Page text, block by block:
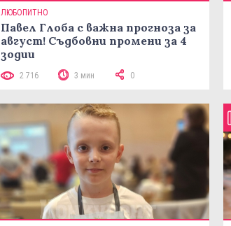
ЛЮБОПИТНО
Павел Глоба с важна прогноза за
август! Съдбовни промени за 4
зодии
2 716 3 мин 0